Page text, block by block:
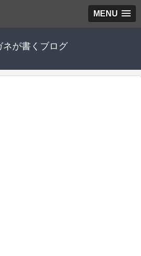
MENU
ネが書くブログ